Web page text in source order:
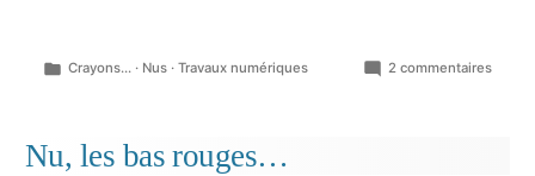
Publié
Crayons... · Nus ·Travaux numériques 2 commentairessur
Nu, les bas rouges…